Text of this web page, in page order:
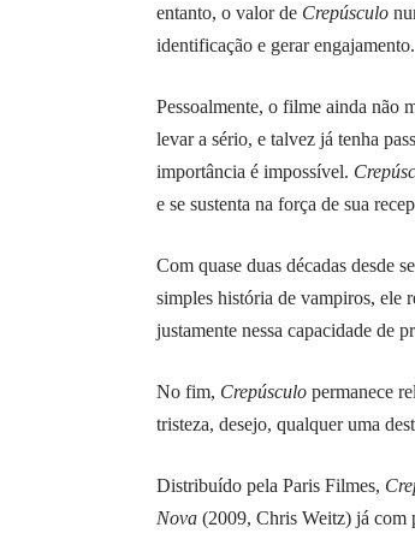
entanto, o valor de Crepúsculo
identificação e gerar engajamento.
Pessoalmente, o filme ainda não
levar a sério, e talvez já tenha
importância é impossível.
e se sustenta na força de sua
Com quase duas décadas desde
simples história de vampiros, ele
justamente nessa capacidade de
No fim, Crepúsculo permanece
tristeza, desejo, qualquer uma
Distribuído pela Paris Filmes,
Nova (2009, Chris Weitz) já com